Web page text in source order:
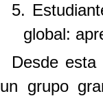
5.
global:
Desde
un grupo